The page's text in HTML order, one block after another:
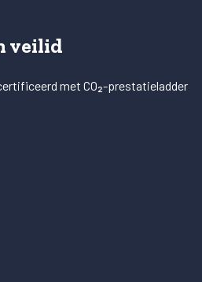
veilid
met CO₂-prestatieladder